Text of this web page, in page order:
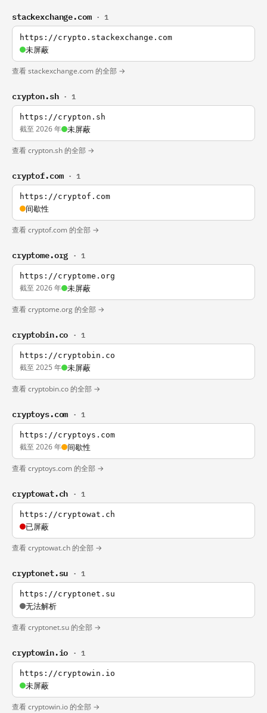
stackexchange.com · 1
https://crypto.stackexchange.com
未屏蔽
查看 stackexchange.com 的全部 →
crypton.sh · 1
https://crypton.sh
截至 2026 年 未屏蔽
查看 crypton.sh 的全部 →
cryptof.com · 1
https://cryptof.com
间歇性
查看 cryptof.com 的全部 →
cryptome.org · 1
https://cryptome.org
截至 2026 年 未屏蔽
查看 cryptome.org 的全部 →
cryptobin.co · 1
https://cryptobin.co
截至 2025 年 未屏蔽
查看 cryptobin.co 的全部 →
cryptoys.com · 1
https://cryptoys.com
截至 2026 年 间歇性
查看 cryptoys.com 的全部 →
cryptowat.ch · 1
https://cryptowat.ch
已屏蔽
查看 cryptowat.ch 的全部 →
cryptonet.su · 1
https://cryptonet.su
无法解析
查看 cryptonet.su 的全部 →
cryptowin.io · 1
https://cryptowin.io
未屏蔽
查看 cryptowin.io 的全部 →